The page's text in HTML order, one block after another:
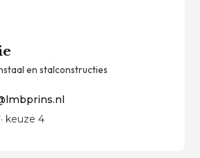
en stalconstructies
· keuze 4